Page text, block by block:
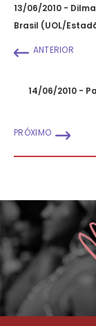
13/06/2010 -
Brasil (UOL/
ANTERIOR
14/06/2010 -
PRÓXIMO